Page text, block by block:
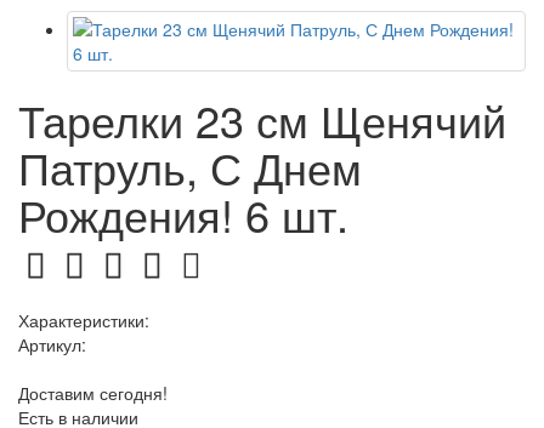
Тарелки 23 см Щенячий
Патруль, С Днем
Рождения! 6 шт.
Характеристики:
Артикул:
Доставим сегодня!
Есть в наличии